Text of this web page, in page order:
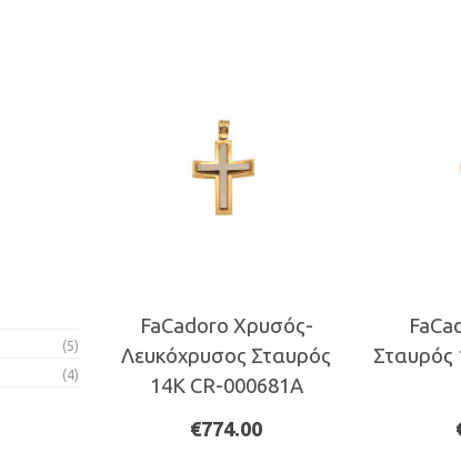
FaCadoro Χρυσός-
Λευκόχρυσος Σταυρός
14Κ CR-000681A
€774.00
Σταυρός
(5)
(4)